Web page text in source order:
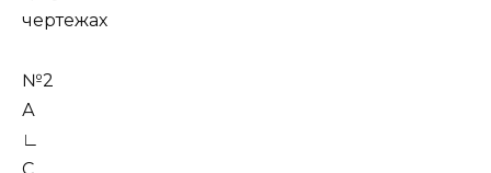
№2
А
∟
С